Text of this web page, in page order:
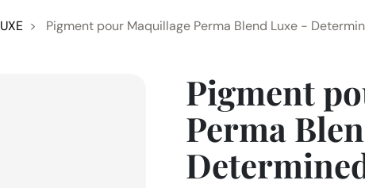
Pigment pour Maquillage Perma Blend Luxe -
Pigment
Perma